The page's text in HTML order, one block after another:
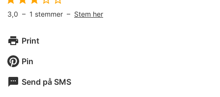
3,0 – 1 stemmer – Stem her
Print
Pin
Send på SMS